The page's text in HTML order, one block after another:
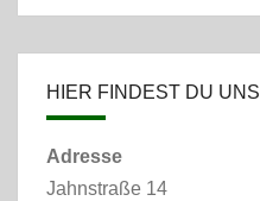
HIER FINDEST DU UNS
Adresse
Jahnstraße 14